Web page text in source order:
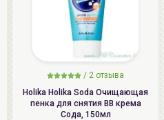
/ 2 отзыва
Holika Holika Soda Очищающая
пенка для снятия ВВ крема
Сода, 150мл